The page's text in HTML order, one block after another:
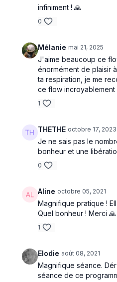
infiniment ! 🙏
0
Mélanie mai 21, 2025
J'aime beaucoup ce
énormément de plaisir
ta respiration, je me
ce flow incroyablement
1
THETHE octobre 17, 2023
Je ne sais pas le
bonheur et une
0
Aline octobre 05, 2021
Magnifique pratique !
Quel bonheur ! Merci 🙏
1
Elodie août 08, 2021
Magnifique séance.
séance de ce